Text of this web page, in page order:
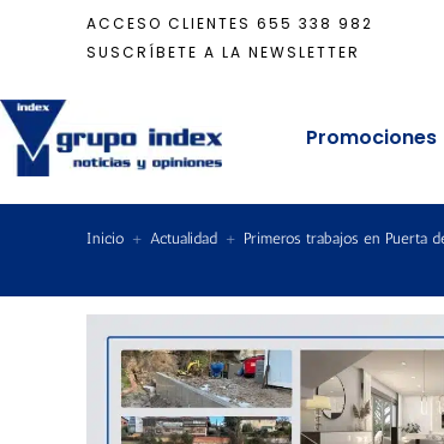
ACCESO CLIENTES 655 338 982
SUSCRÍBETE A LA NEWSLETTER
Promociones
Inicio + Actualidad + Primeros trabajos en Puerta